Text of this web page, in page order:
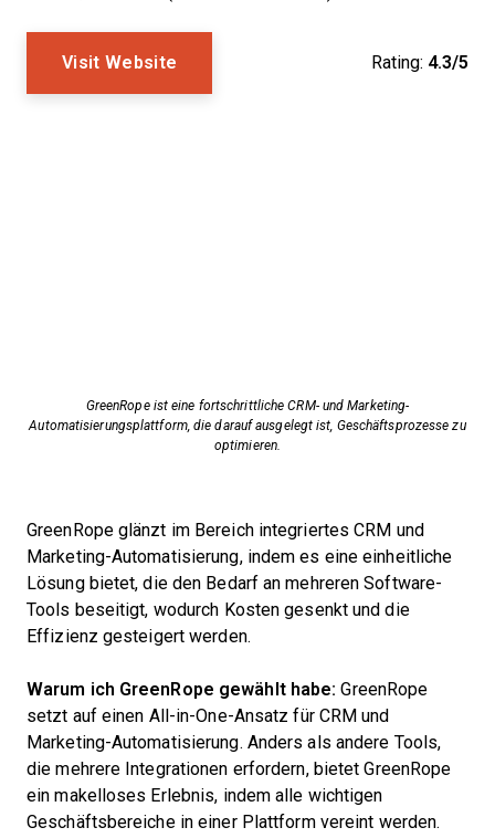
Visit Website Rating: 4.3/5
GreenRope ist eine fortschrittliche CRM- und Marketing-
Automatisierungsplattform, die darauf ausgelegt ist, Geschäftsprozesse zu
optimieren.
GreenRope glänzt im Bereich integriertes CRM und
Marketing-Automatisierung, indem es eine einheitliche
Lösung bietet, die den Bedarf an mehreren Software-
Tools beseitigt, wodurch Kosten gesenkt und die
Effizienz gesteigert werden.
Warum ich GreenRope gewählt habe: GreenRope
setzt auf einen All-in-One-Ansatz für CRM und
Marketing-Automatisierung. Anders als andere Tools,
die mehrere Integrationen erfordern, bietet GreenRope
ein makelloses Erlebnis, indem alle wichtigen
Geschäftsbereiche in einer Plattform vereint werden.